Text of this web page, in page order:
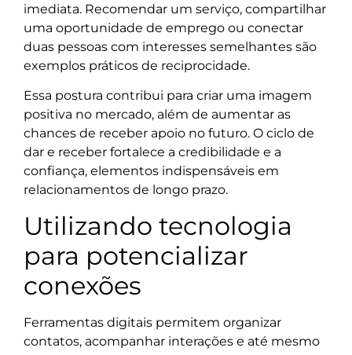
imediata. Recomendar um serviço, compartilhar
uma oportunidade de emprego ou conectar
duas pessoas com interesses semelhantes são
exemplos práticos de reciprocidade.
Essa postura contribui para criar uma imagem
positiva no mercado, além de aumentar as
chances de receber apoio no futuro. O ciclo de
dar e receber fortalece a credibilidade e a
confiança, elementos indispensáveis em
relacionamentos de longo prazo.
Utilizando tecnologia
para potencializar
conexões
Ferramentas digitais permitem organizar
contatos, acompanhar interações e até mesmo